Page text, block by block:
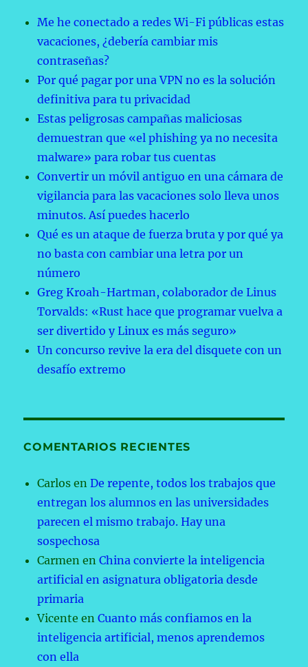
Me he conectado a redes Wi-Fi públicas estas
vacaciones, ¿debería cambiar mis
contraseñas?
Por qué pagar por una VPN no es la solución
definitiva para tu privacidad
Estas peligrosas campañas maliciosas
demuestran que «el phishing ya no necesita
malware» para robar tus cuentas
Convertir un móvil antiguo en una cámara de
vigilancia para las vacaciones solo lleva unos
minutos. Así puedes hacerlo
Qué es un ataque de fuerza bruta y por qué ya
no basta con cambiar una letra por un
número
Greg Kroah-Hartman, colaborador de Linus
Torvalds: «Rust hace que programar vuelva a
ser divertido y Linux es más seguro»
Un concurso revive la era del disquete con un
desafío extremo
COMENTARIOS RECIENTES
Carlos enDe repente, todos los trabajos que
entregan los alumnos en las universidades
parecen el mismo trabajo. Hay una
sospechosa
Carmen enChina convierte la inteligencia
artificial en asignatura obligatoria desde
primaria
Vicente enCuanto más confiamos en la
inteligencia artificial, menos aprendemos
con ella